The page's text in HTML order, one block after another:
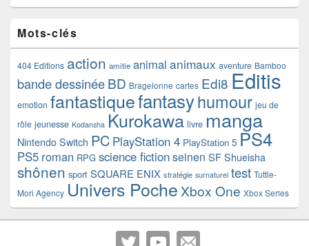
Mots-clés
404 Editions action amitie animal animaux aventure Bamboo
bande dessinéeBD Bragelonne cartes Edi8 Editis
emotion fantastiquefantasyhumour jeu de
rôle jeunesse Kodansha Kurokawa livre manga
Nintendo Switch PC PlayStation 4 PlayStation 5 PS4
PS5 roman RPG science fictionseinen SF Shueisha
shônen sport SQUARE ENIX stratégie surnaturel test Tuttle-
Mori Agency Univers Poche Xbox One Xbox Series